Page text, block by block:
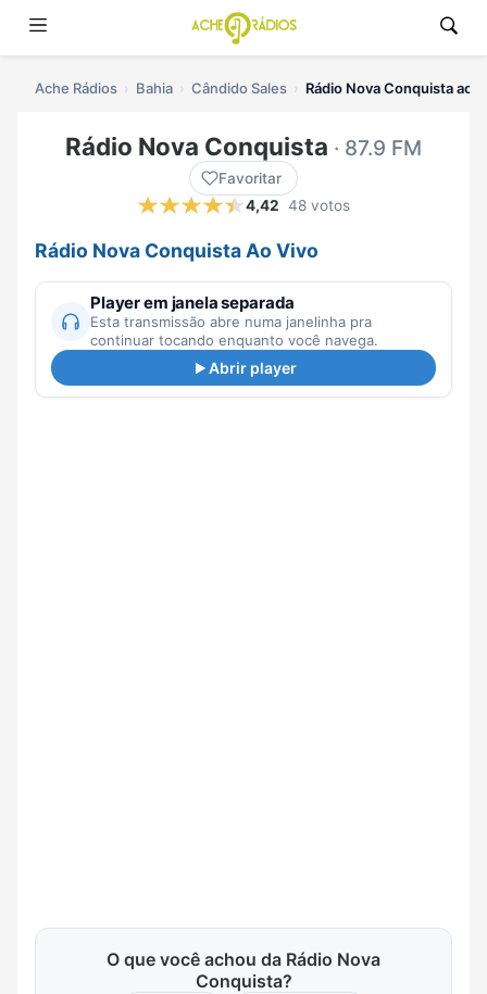
Ache Rádios Bahia Cândido Sales Rádio Nova Conquista ao
Rádio Nova Conquista · 87.9 FM
Favoritar
4,42 48 votos
Rádio Nova Conquista Ao Vivo
Player em janela separada
Esta transmissão abre numa janelinha pra
continuar tocando enquanto você navega.
Abrir player
O que você achou da Rádio Nova
Conquista?